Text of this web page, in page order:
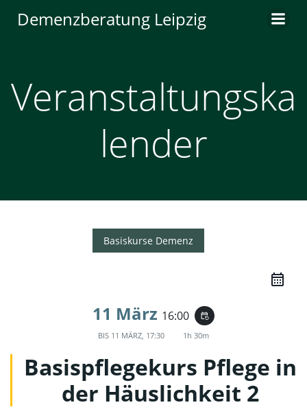
Inhalt
Demenzberatung Leipzig
Veranstaltungska
lender
Basiskurse Demenz
11 März 16:00 event_repeat
BIS 11 MÄRZ, 17:30 1h 30m
Basispflegekurs Pflege in
der Häuslichkeit 2